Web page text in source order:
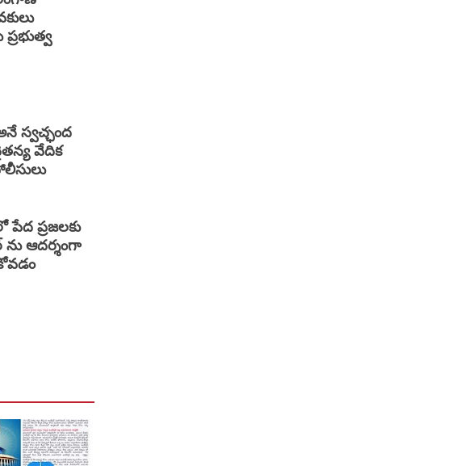
స్వచ్ఛంద
వేదిక
ప్రజలకు
ఆదర్శంగా